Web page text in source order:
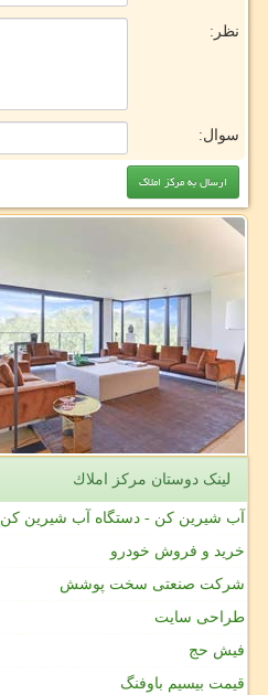
نظر:
سوال:
لینک دوستان مركز املاك
آب شیرین کن - دستگاه آب شیرین کن
خرید و فروش خودرو
شرکت صنعتی سخت پوشش
طراحی سایت
فیش حج
قیمت بیسیم باوفنگ